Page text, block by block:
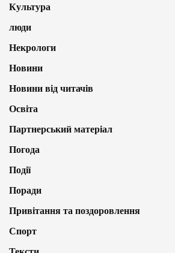
Культура
люди
Некрологи
Новини
Новини від читачів
Освіта
Партнерський матеріал
Погода
Події
Поради
Привітання та поздоровлення
Спорт